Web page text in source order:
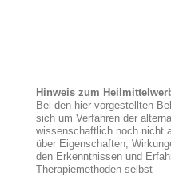
Hinweis zum
Bei den hier vorgestellten
sich um Verfahren der
wissenschaftlich noch nicht
über Eigenschaften,
den Erkenntnissen und
Therapiemethoden selbst